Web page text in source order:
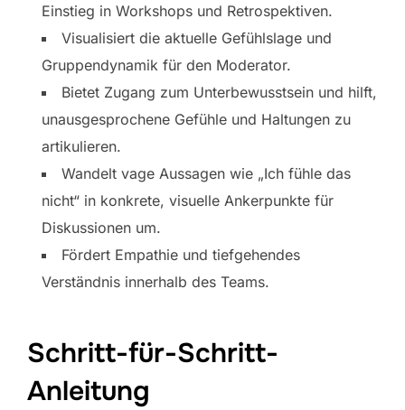
Einstieg in Workshops und Retrospektiven.
Visualisiert die aktuelle Gefühlslage und
Gruppendynamik für den Moderator.
Bietet Zugang zum Unterbewusstsein und hilft,
unausgesprochene Gefühle und Haltungen zu
artikulieren.
Wandelt vage Aussagen wie „Ich fühle das
nicht“ in konkrete, visuelle Ankerpunkte für
Diskussionen um.
Fördert Empathie und tiefgehendes
Verständnis innerhalb des Teams.
Schritt-für-Schritt-
Anleitung